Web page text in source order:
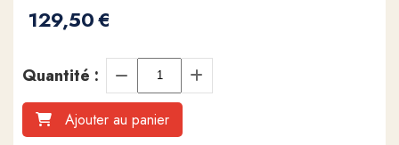
129,50€
Quantité :
Ajouter au panier